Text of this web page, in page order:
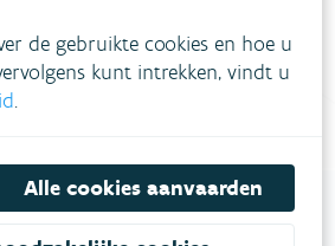
de gebruikte cookies en hoe u
kunt intrekken, vindt u
.
Alle cookies aanvaarden